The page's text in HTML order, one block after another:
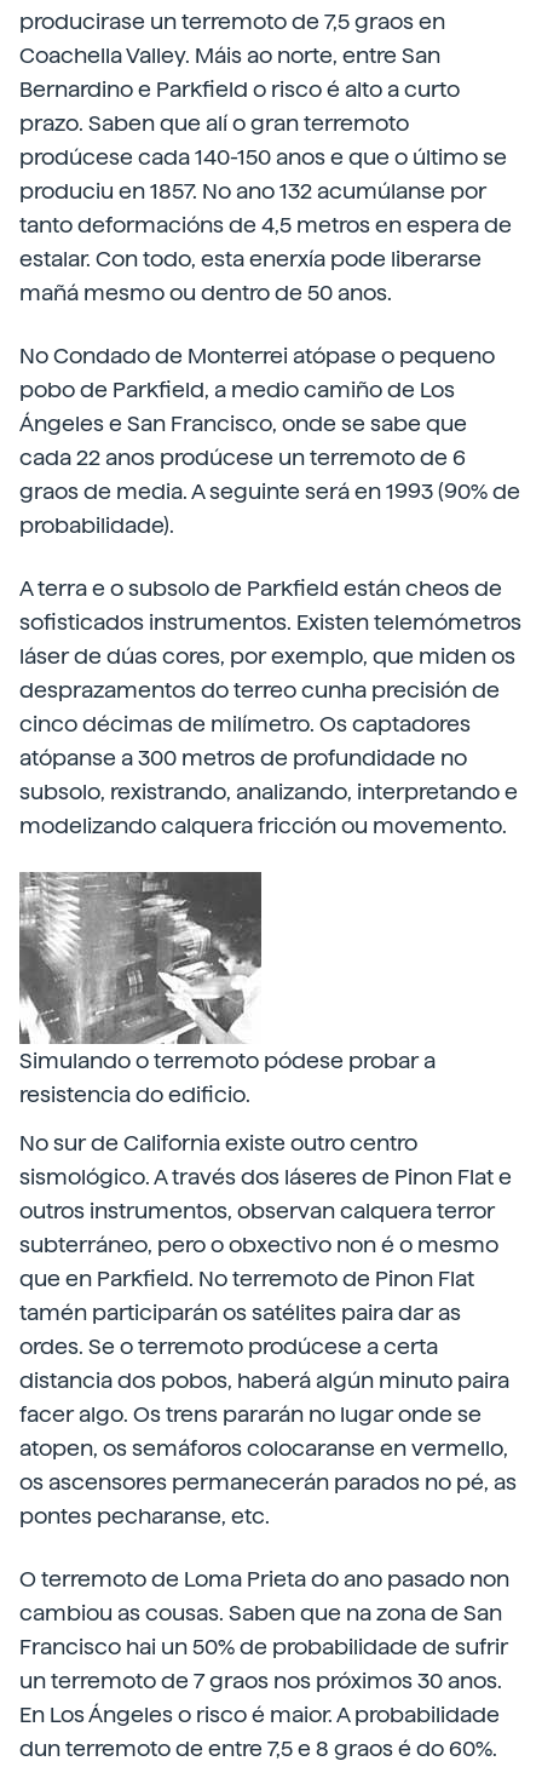
producirase un terremoto de 7,5 graos en
Coachella Valley. Máis ao norte, entre San
Bernardino e Parkfield o risco é alto a curto
prazo. Saben que alí o gran terremoto
prodúcese cada 140-150 anos e que o último se
produciu en 1857. No ano 132 acumúlanse por
tanto deformacións de 4,5 metros en espera de
estalar. Con todo, esta enerxía pode liberarse
mañá mesmo ou dentro de 50 anos.
No Condado de Monterrei atópase o pequeno
pobo de Parkfield, a medio camiño de Los
Ángeles e San Francisco, onde se sabe que
cada 22 anos prodúcese un terremoto de 6
graos de media. A seguinte será en 1993 (90% de
probabilidade).
A terra e o subsolo de Parkfield están cheos de
sofisticados instrumentos. Existen telemómetros
láser de dúas cores, por exemplo, que miden os
desprazamentos do terreo cunha precisión de
cinco décimas de milímetro. Os captadores
atópanse a 300 metros de profundidade no
subsolo, rexistrando, analizando, interpretando e
modelizando calquera fricción ou movemento.
Simulando o terremoto pódese probar a
resistencia do edificio.
No sur de California existe outro centro
sismológico. A través dos láseres de Pinon Flat e
outros instrumentos, observan calquera terror
subterráneo, pero o obxectivo non é o mesmo
que en Parkfield. No terremoto de Pinon Flat
tamén participarán os satélites paira dar as
ordes. Se o terremoto prodúcese a certa
distancia dos pobos, haberá algún minuto paira
facer algo. Os trens pararán no lugar onde se
atopen, os semáforos colocaranse en vermello,
os ascensores permanecerán parados no pé, as
pontes pecharanse, etc.
O terremoto de Loma Prieta do ano pasado non
cambiou as cousas. Saben que na zona de San
Francisco hai un 50% de probabilidade de sufrir
un terremoto de 7 graos nos próximos 30 anos.
En Los Ángeles o risco é maior. A probabilidade
dun terremoto de entre 7,5 e 8 graos é do 60%.